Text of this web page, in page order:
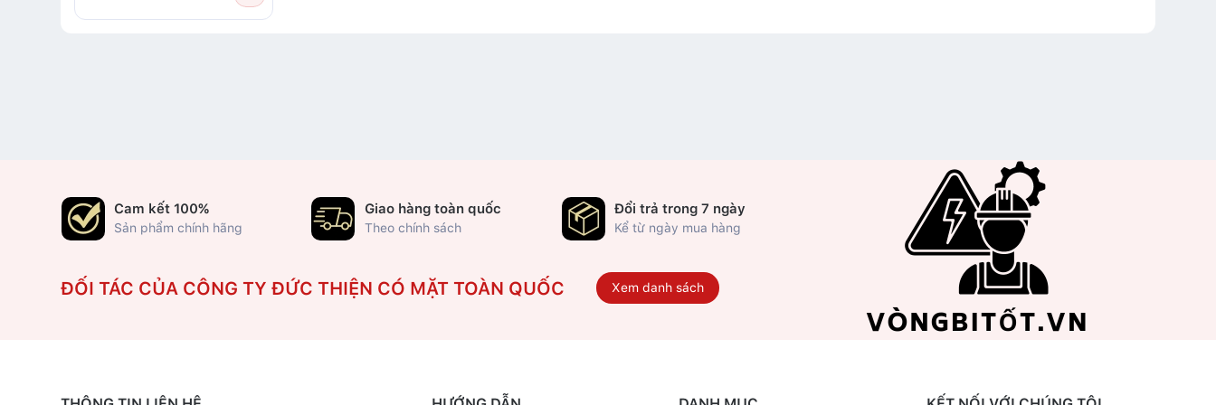
Cam kết 100%
Sản phẩm chính hãng
Giao hàng toàn quốc
Theo chính sách
Đổi trả trong 7 ngày
Kể từ ngày mua hàng
ĐỐI TÁC CỦA CÔNG TY ĐỨC THIỆN CÓ MẶT TOÀN QUỐC Xem danh sách